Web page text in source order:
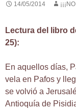
14/05/2014
Lectura del libro
25):
En aquellos días,
vela en Pafos y
se volvió a
Antioquía de